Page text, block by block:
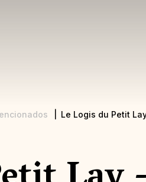
Le Logis du Petit